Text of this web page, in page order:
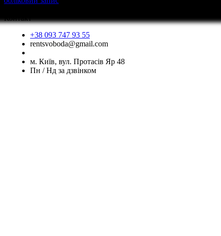
Контакт
+38 093 747 93 55
rentsvoboda@gmail.com
м. Київ, вул. Протасів Яр 48
Пн / Нд за дзвінком